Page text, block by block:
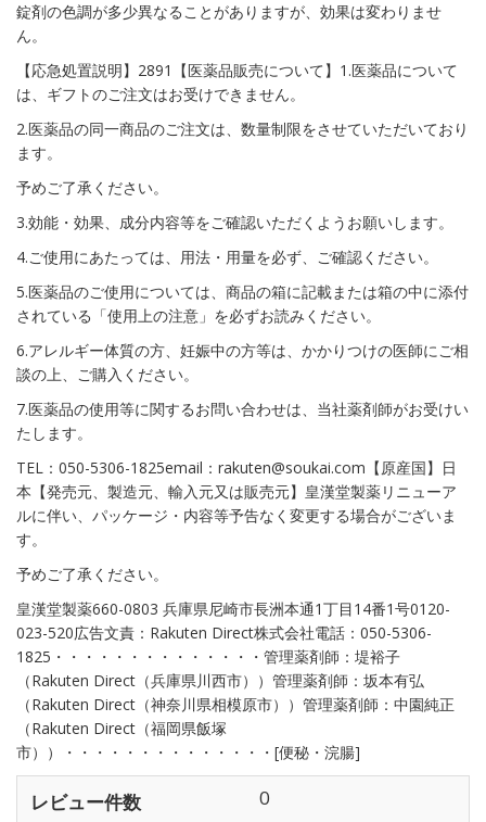
錠剤の色調が多少異なることがありますが、効果は変わりませ
ん。
【応急処置説明】2891【医薬品販売について】1.医薬品について
は、ギフトのご注文はお受けできません。
2.医薬品の同一商品のご注文は、数量制限をさせていただいており
ます。
予めご了承ください。
3.効能・効果、成分内容等をご確認いただくようお願いします。
4.ご使用にあたっては、用法・用量を必ず、ご確認ください。
5.医薬品のご使用については、商品の箱に記載または箱の中に添付
されている「使用上の注意」を必ずお読みください。
6.アレルギー体質の方、妊娠中の方等は、かかりつけの医師にご相
談の上、ご購入ください。
7.医薬品の使用等に関するお問い合わせは、当社薬剤師がお受けい
たします。
TEL：050-5306-1825email：rakuten@soukai.com【原産国】日
本【発売元、製造元、輸入元又は販売元】皇漢堂製薬リニューア
ルに伴い、パッケージ・内容等予告なく変更する場合がございま
す。
予めご了承ください。
皇漢堂製薬660-0803 兵庫県尼崎市長洲本通1丁目14番1号0120-
023-520広告文責：Rakuten Direct株式会社電話：050-5306-
1825・・・・・・・・・・・・・・管理薬剤師：堤裕子
（Rakuten Direct（兵庫県川西市））管理薬剤師：坂本有弘
（Rakuten Direct（神奈川県相模原市））管理薬剤師：中園純正
（Rakuten Direct（福岡県飯塚
市））・・・・・・・・・・・・・・[便秘・浣腸]
レビュー件数 0